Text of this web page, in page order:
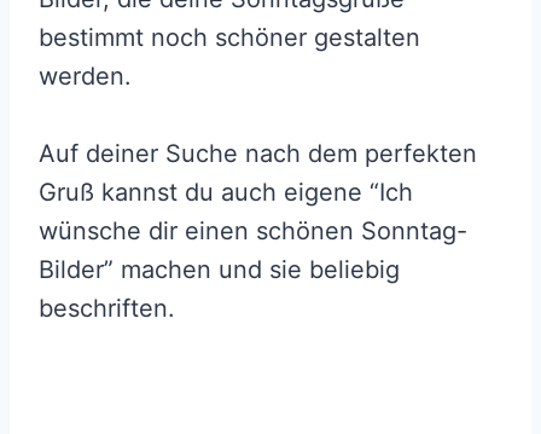
bestimmt noch schöner gestalten
werden.
Auf deiner Suche nach dem perfekten
Gruß kannst du auch eigene “Ich
wünsche dir einen schönen Sonntag-
Bilder” machen und sie beliebig
beschriften.